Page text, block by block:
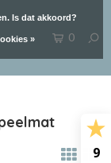
9
0
Is dat akkoord?
»